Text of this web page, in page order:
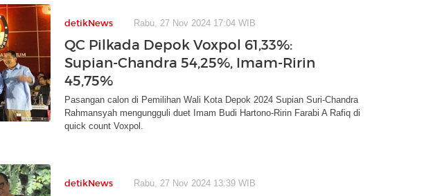
detikNews Rabu, 27 Nov 2024 17:04 WIB
QC Pilkada Depok Voxpol 61,33%:
Supian-Chandra 54,25%, Imam-Ririn
45,75%
Pasangan calon di Pemilihan Wali Kota Depok 2024 Supian Suri-Chandra
Rahmansyah mengungguli duet Imam Budi Hartono-Ririn Farabi A Rafiq di
quick count Voxpol.
detikNews Rabu, 27 Nov 2024 13:39 WIB